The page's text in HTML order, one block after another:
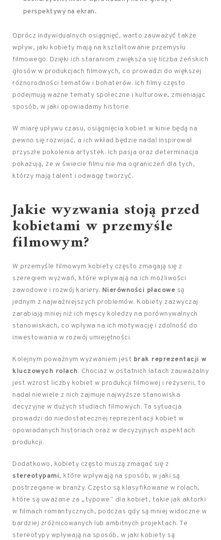
perspektywy na ekran.
Oprócz indywidualnych osiągnięć, warto zauważyć także
wpływ, jaki kobiety mają na kształtowanie przemysłu
filmowego. Dzięki ich staraniom zwiększa się liczba żeńskich
głosów w produkcjach filmowych, co prowadzi do większej
różnorodności tematów i bohaterów. Ich filmy często
podejmują ważne tematy społeczne i kulturowe, zmieniając
sposób, w jaki opowiadamy historie.
W miarę upływu czasu, osiągnięcia kobiet w kinie będą na
pewno się rozwijać, a ich wkład będzie nadal inspirował
przyszłe pokolenia artystek. Ich pasja oraz determinacja
pokazują, że w świecie filmu nie ma ograniczeń dla tych,
którzy mają talent i odwagę tworzyć.
Jakie wyzwania stoją przed
kobietami w przemyśle
filmowym?
W przemyśle filmowym kobiety często zmagają się z
szeregiem wyzwań, które wpływają na ich możliwości
zawodowe i rozwój kariery. Nierówności płacowe są
jednym z najważniejszych problemów. Kobiety zazwyczaj
zarabiają mniej niż ich męscy koledzy na porównywalnych
stanowiskach, co wpływa na ich motywację i zdolność do
inwestowania w rozwój umiejętności.
Kolejnym poważnym wyzwaniem jest brak reprezentacji w
kluczowych rolach. Chociaż w ostatnich latach zauważalny
jest wzrost liczby kobiet w produkcji filmowej i reżyserii, to
nadal niewiele z nich zajmuje najwyższe stanowiska
decyzyjne w dużych studiach filmowych. Ta sytuacja
prowadzi do niedostatecznej reprezentacji kobiet w
opowiadanych historiach oraz w decyzyjnych aspektach
produkcji.
Dodatkowo, kobiety często muszą zmagać się z
stereotypami, które wpływają na sposób, w jaki są
postrzegane w branży. Często są klasyfikowane w rolach,
które są uważane za „typowe” dla kobiet, takie jak aktorki
w filmach romantycznych, podczas gdy są mniej widoczne w
bardziej zróżnicowanych lub ambitnych projektach. Te
stereotypy wpływają na sposób, w jaki kobiety są